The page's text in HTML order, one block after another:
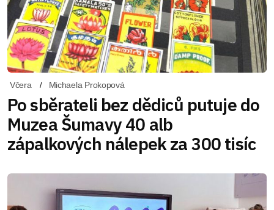
Včera Michaela Prokopová
Po sběrateli bez dědiců putuje do
Muzea Šumavy 40 alb
zápalkových nálepek za 300 tisíc